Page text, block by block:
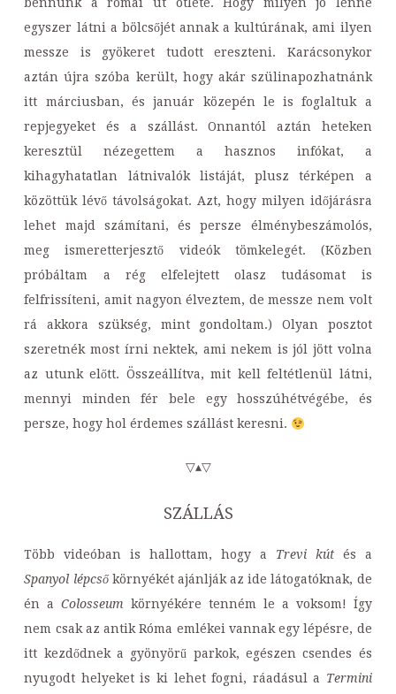
bennünk a római út ötlete. Hogy milyen jó lenne
egyszer látni a bölcsőjét annak a kultúrának, ami ilyen
messze is gyökeret tudott ereszteni. Karácsonykor
aztán újra szóba került, hogy akár szülinapozhatnánk
itt márciusban, és január közepén le is foglaltuk a
repjegyeket és a szállást. Onnantól aztán heteken
keresztül nézegettem a hasznos infókat, a
kihagyhatatlan látnivalók listáját, plusz térképen a
közöttük lévő távolságokat. Azt, hogy milyen időjárásra
lehet majd számítani, és persze élménybeszámolós,
meg ismeretterjesztő videók tömkelegét. (Közben
próbáltam a rég elfelejtett olasz tudásomat is
felfrissíteni, amit nagyon élveztem, de messze nem volt
rá akkora szükség, mint gondoltam.) Olyan posztot
szeretnék most írni nektek, ami nekem is jól jött volna
az utunk előtt. Összeállítva, mit kell feltétlenül látni,
mennyi minden fér bele egy hosszúhétvégébe, és
persze, hogy hol érdemes szállást keresni.
▽▴▽
SZÁLLÁS
Több videóban is hallottam, hogy a Trevi kútés a
Spanyol lépcsőkörnyékét ajánlják az ide látogatóknak, de
én aColosseum környékére tenném le a voksom! Így
nem csak az antik Róma emlékei vannak egy lépésre, de
itt kezdődnek a gyönyörű parkok, egészen csendes és
nyugodt helyeket is ki lehet fogni, ráadásul a Termini